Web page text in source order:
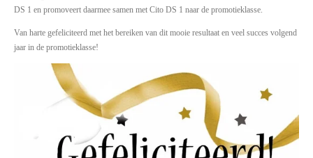
DS 1 en promoveert daarmee samen met Cito DS 1 naar de promotieklasse.
Van harte gefeliciteerd met het bereiken van dit mooie resultaat en veel succes volgend
jaar in de promotieklasse!